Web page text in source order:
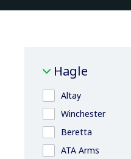
Hagle
Altay
Winchester
Beretta
ATA Arms